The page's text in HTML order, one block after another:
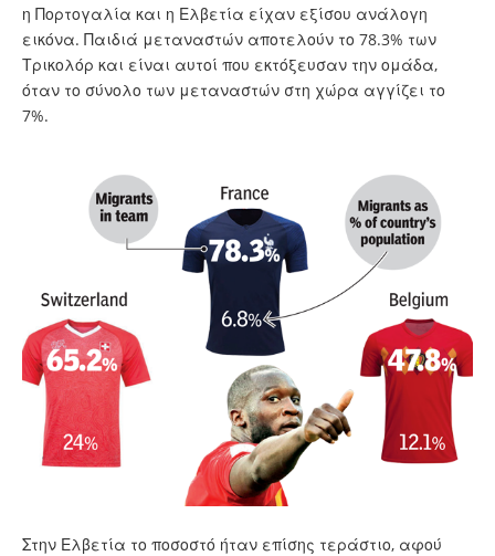
η Πορτογαλία και η Ελβετία είχαν εξίσου ανάλογη
εικόνα. Παιδιά μεταναστών αποτελούν το 78.3% των
Τρικολόρ και είναι αυτοί που εκτόξευσαν την ομάδα,
όταν το σύνολο των μεταναστών στη χώρα αγγίζει το
7%.
Στην Ελβετία το ποσοστό ήταν επίσης τεράστιο, αφού